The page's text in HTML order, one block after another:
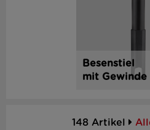
Besenstiel
mit Gewinde
148 Artikel